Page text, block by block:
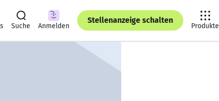
Suche Anmelden
Stellenanzeige schalten
Produkte